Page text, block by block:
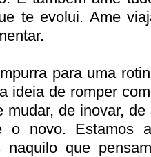
te evolui. Ame
para uma
ideia de romper
mudar, de inovar,
o novo. Estamos
naquilo que